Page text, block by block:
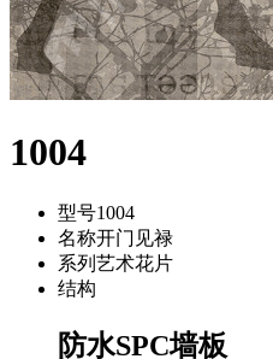
1004
型号1004
名称开门见禄
系列 艺术花片
结构
防水SPC墙板